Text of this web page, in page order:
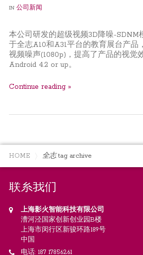
IN 公司新闻
本公司研发的超级视频3D降噪-SDNM
于全志A10和A31平台的教育展台产品
视频噪声(1080p)，提高了产品的视觉
Android 4.2 or up。
Continue reading »
HOME 全志tag archive
联系我们
上海影火智能科技有限公司
漕河泾国家创新创业园B楼
上海市闵行区新骏环路189号
中国
电话: 187 17856261